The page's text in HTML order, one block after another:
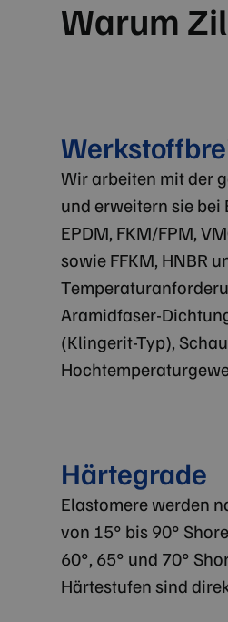
Warum
Wir arbeiten mit der
und erweitern sie bei
EPDM, FKM/FPM,
sowie FFKM, HNBR
Aramidfaser-
(Klingerit-Typ),
Härtegrade
Elastomere werden
von 15° bis 90°
60°, 65° und 70°
Härtestufen sind